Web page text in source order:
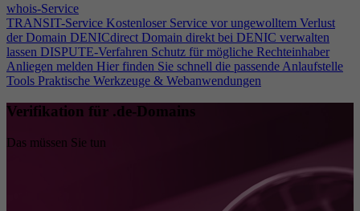
whois-Service
TRANSIT-Service Kostenloser Service vor ungewolltem Verlust
der Domain DENICdirect Domain direkt bei DENIC verwalten
lassen DISPUTE-Verfahren Schutz für mögliche Rechteinhaber
Anliegen melden Hier finden Sie schnell die passende Anlaufstelle
Tools Praktische Werkzeuge & Webanwendungen
Verifikation für .de-Domains
Das müssen Sie tun